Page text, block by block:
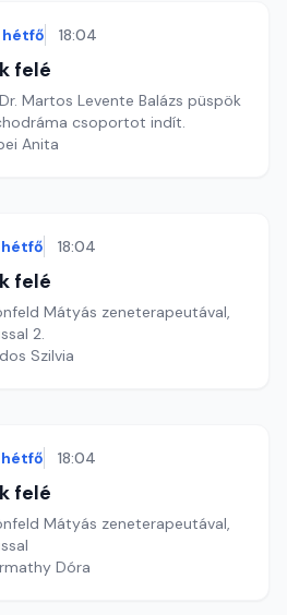
hétfő 18:04
felé
Martos Levente Balázs püspök
csoportot indít.
Anita
hétfő 18:04
felé
Mátyás zeneterapeutával,
2.
Szilvia
hétfő 18:04
felé
Mátyás zeneterapeutával,
Dóra